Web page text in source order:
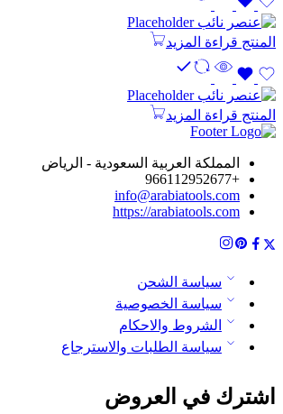
المنتج قراءة المزيد
المنتج قراءة المزيد
المملكة العربية السعودية - الرياض
+966112952677
info@arabiatools.com
https://arabiatools.com
سياسة الشحن
سياسة الخصوصية
الشروط والاحكام
سياسة الطلبات والاسترجاع
اشترك في العروض